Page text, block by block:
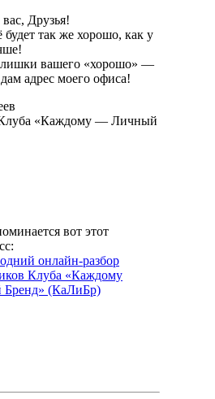
Друзья!
будет так же хорошо, как у
вашего «хорошо» —
адрес моего офиса!
Клуба «Каждому — Личный
вот этот
онлайн-разбор
Клуба «Каждому
(КаЛиБр)